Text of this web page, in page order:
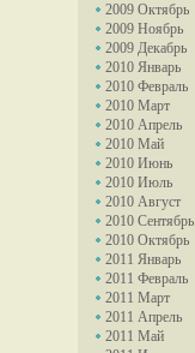
2009 Октябрь
2009 Ноябрь
2009 Декабрь
2010 Январь
2010 Февраль
2010 Март
2010 Апрель
2010 Май
2010 Июнь
2010 Июль
2010 Август
2010 Сентябрь
2010 Октябрь
2011 Январь
2011 Февраль
2011 Март
2011 Апрель
2011 Май